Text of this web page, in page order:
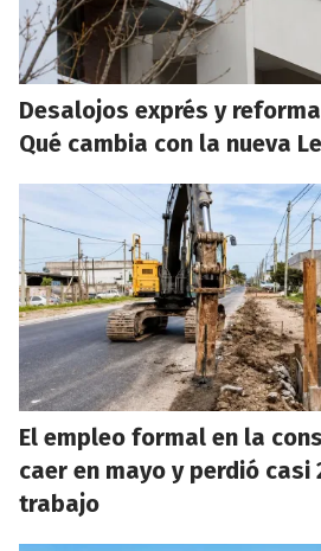
Desalojos exprés y
Qué cambia con la nueva
El empleo formal en la
caer en mayo y perdió
trabajo